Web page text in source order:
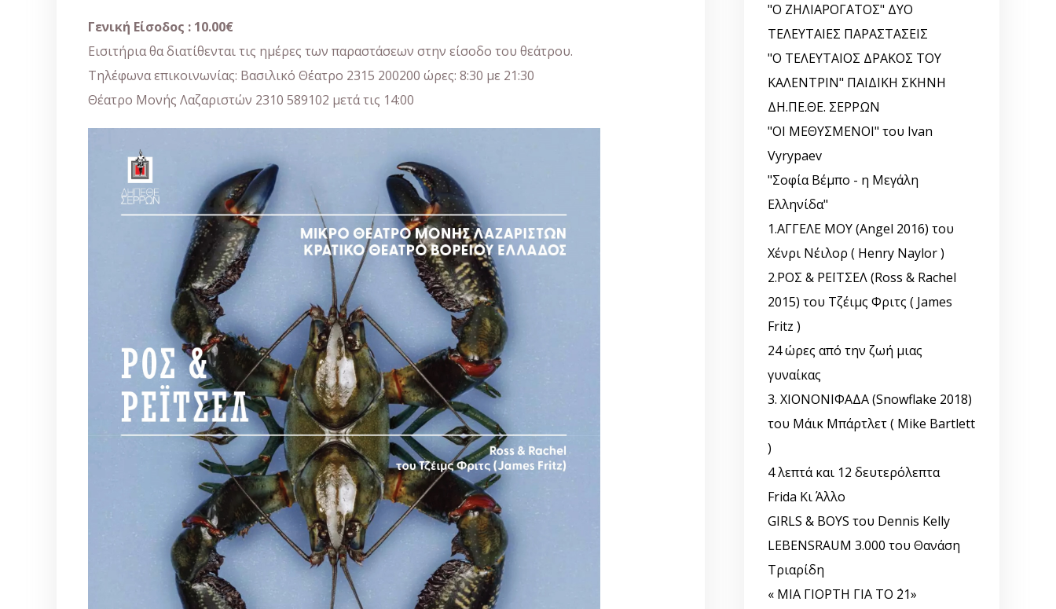
Γενική Είσοδος : 10.00€
Εισιτήρια θα διατίθενται τις ημέρες των παραστάσεων στην είσοδο του θεάτρου.
Τηλέφωνα επικοινωνίας: Βασιλικό Θέατρο 2315 200200 ώρες: 8:30 με 21:30
Θέατρο Μονής Λαζαριστών 2310 589102 μετά τις 14:00
"Ο ΖΗΛΙΑΡΟΓΑΤΟΣ" ΔΥΟ
ΤΕΛΕΥΤΑΙΕΣ ΠΑΡΑΣΤΑΣΕΙΣ
"Ο ΤΕΛΕΥΤΑΙΟΣ ΔΡΑΚΟΣ ΤΟΥ
ΚΑΛΕΝΤΡΙΝ" ΠΑΙΔΙΚΗ ΣΚΗΝΗ
ΔΗ.ΠΕ.ΘΕ. ΣΕΡΡΩΝ
"ΟΙ ΜΕΘΥΣΜΕΝΟΙ" του Ivan
Vyrypaev
"Σοφία Βέμπο - η Μεγάλη
Ελληνίδα"
1.ΑΓΓΕΛΕ ΜΟΥ (Angel 2016) του
Χένρι Νέιλορ ( Henry Naylor )
2.ΡΟΣ & ΡΕΪΤΣΕΛ (Ross & Rachel
2015) του Τζέιμς Φριτς ( James
Fritz )
24 ώρες από την ζωή μιας
γυναίκας
3. ΧΙΟΝΟΝΙΦΑΔΑ (Snowflake 2018)
του Μάικ Μπάρτλετ ( Mike Bartlett
)
4 λεπτά και 12 δευτερόλεπτα
Frida Κι Άλλο
GIRLS & BOYS του Dennis Kelly
LEBENSRAUM 3.000 του Θανάση
Τριαρίδη
« ΜΙΑ ΓΙΟΡΤΗ ΓΙΑ ΤΟ ΄21»